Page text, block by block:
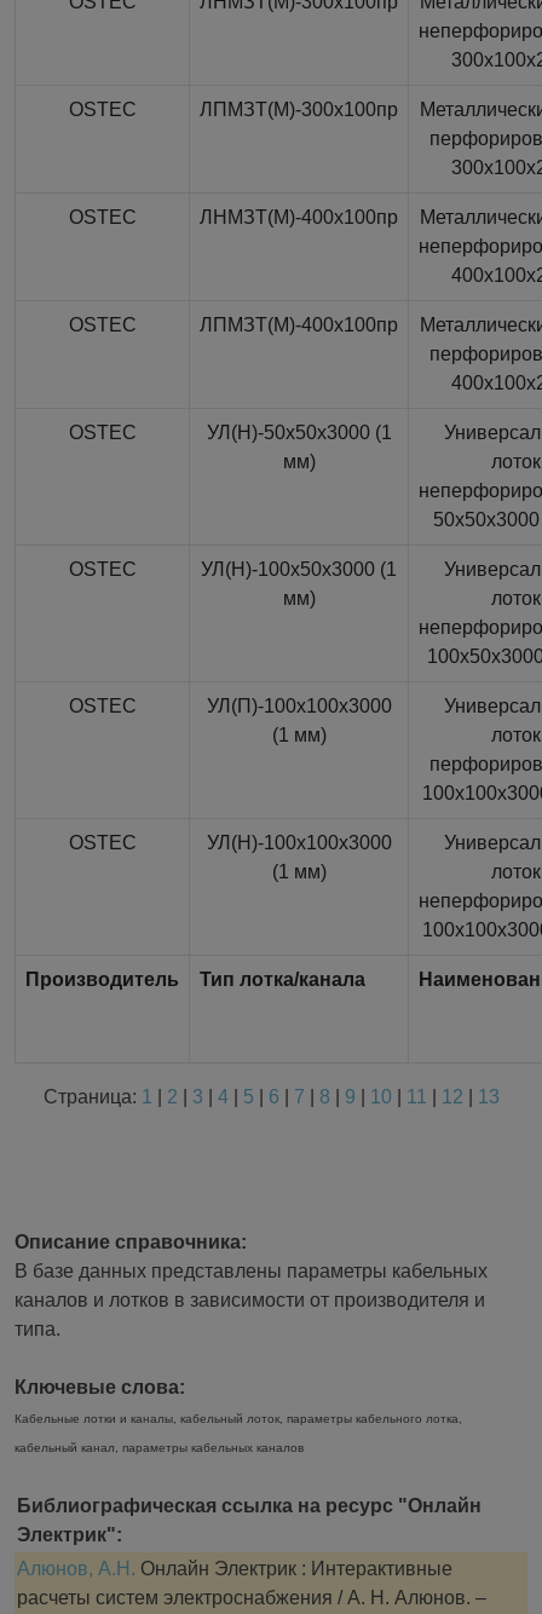
OSTEC ЛПМЗТ(М)-300x100пр
OSTEC ЛНМЗТ(М)-400x100пр
OSTEC ЛПМЗТ(М)-400x100пр
OSTEC
УЛ(Н)-50x50x3000 (1
мм)
лоток
OSTEC
УЛ(Н)-100x50x3000 (1
мм)
лоток
OSTEC
УЛ(П)-100x100x3000
(1 мм)
лоток
OSTEC
УЛ(Н)-100x100x3000
(1 мм)
лоток
Производитель Тип лотка/канала
Страница: 1 2 3 4| 5 6 7 8 9 10 11 12 13
Описание справочника:
В базе данных представлены параметры кабельных
каналов и лотков в зависимости от производителя и
типа.
Ключевые слова:
Кабельные лотки и каналы, кабельный лоток, параметры кабельного лотка,
кабельный канал, параметры кабельных каналов
Библиографическая ссылка на ресурс "Онлайн
Электрик":
Алюнов, А.Н. Онлайн Электрик : Интерактивные
расчеты систем электроснабжения / А. Н. Алюнов. –